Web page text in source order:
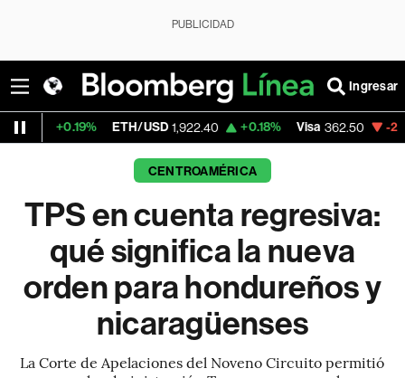
PUBLICIDAD
Ingresar
ETH/USD 1,922.40 +0.18% Visa 362.50 -2.15%
CENTROAMÉRICA
TPS en cuenta regresiva:
qué significa la nueva
orden para hondureños y
nicaragüenses
La Corte de Apelaciones del Noveno Circuito permitió